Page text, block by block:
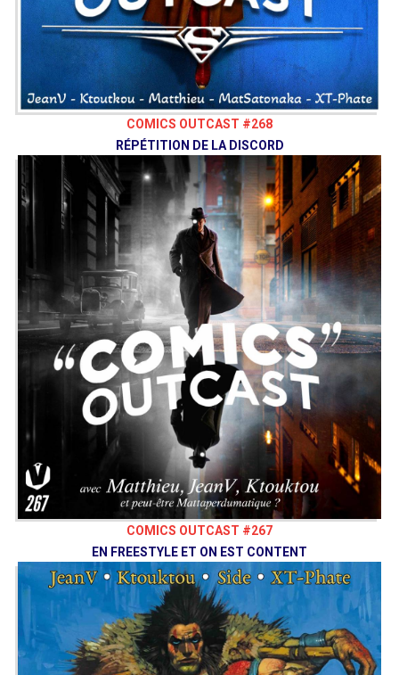
HORS-LES-BULLESDoctor Who /
Disney Plus
Envie de nous soutenir ? Vous pouvez,
si vous le souhaitez, grâce au
Patreon
de notre collectif, le Vaisseau Hyper
Sensas !
patreon.com/vaisseauhypersensas
Découvrez également notre site
vaisseauhypersensas.fr
Rejoignez nous sur Discord!
https://discord.gg/uGxNp6n
Suivez-nous !
Luxbox
@Luxbox
@BenRenaut
Raigen
@Raigen
XT-Phate@xtphate
Bluesky@Comicsoutcast
Instagram
Comics Outcast
FacebookBouyah Comics Club
comicsoutcast.com
Vaisseau Hyper Sensas © 2024
COMICS OUTCAST #268
RÉPÉTITION DE LA DISCORD
COMICS OUTCAST #267
EN FREESTYLE ET ON EST CONTENT